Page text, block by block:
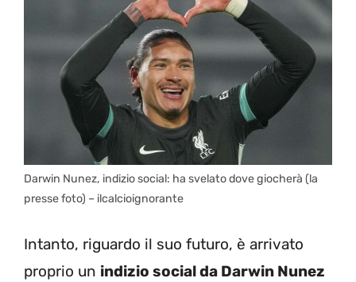
Darwin Nunez, indizio social: ha svelato dove giocherà (la
presse foto) – ilcalcioignorante
Intanto, riguardo il suo futuro, è arrivato
proprio un indizio social da Darwin Nunez